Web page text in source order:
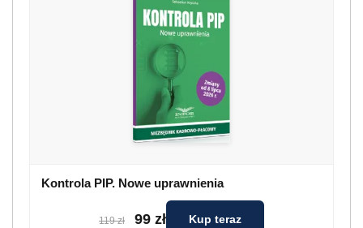
Kontrola PIP. Nowe uprawnienia
119 zł 99 zł Kup teraz